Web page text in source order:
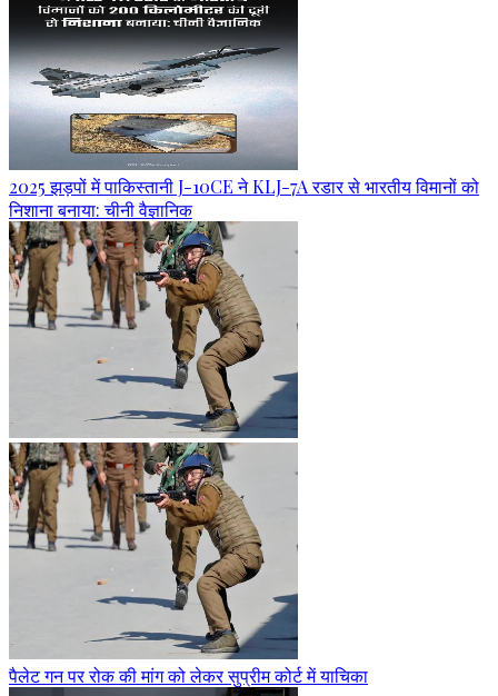
2025 झड़पों में पाकिस्तानी J-10CE ने KLJ-7A रडार से भारतीय विमानों को
निशाना बनाया: चीनी वैज्ञानिक
पैलेट गन पर रोक की मांग को लेकर सुप्रीम कोर्ट में याचिका